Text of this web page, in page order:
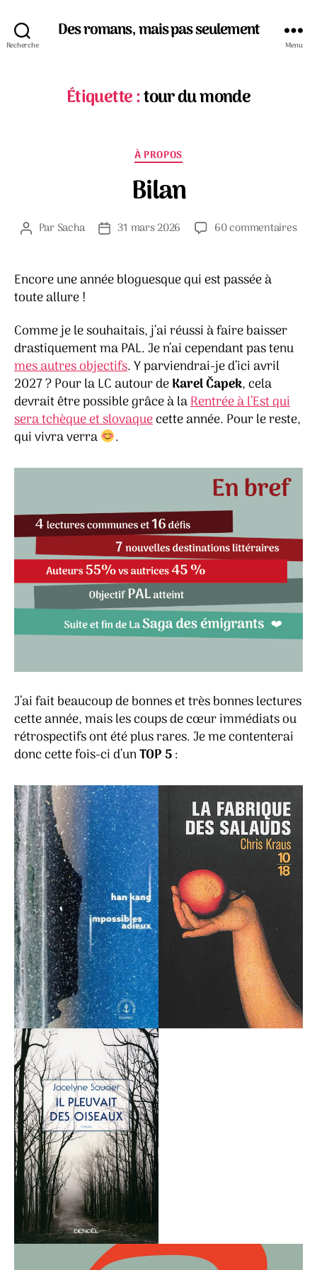
Recherche
Des romans, mais pas seulement
Menu
Étiquette :tour du monde
Catégories
À PROPOS
Bilan
Auteur
ParSacha
Date31 mars 2026 60 commentairessur
Encore une année bloguesque qui est passée à
toute allure !
Comme je le souhaitais, j’ai réussi à faire baisser
drastiquement ma PAL. Je n’ai cependant pas tenu
mes autres objectifs. Y parviendrai-je d’ici avril
2027 ? Pour la LC autour deKarel Čapek, cela
devrait être possible grâce à laRentrée à l’Est qui
sera tchèque et slovaquecette année. Pour le reste,
qui vivra verra
.
J’ai fait beaucoup de bonnes et très bonnes lectures
cette année, mais les coups de cœur immédiats ou
rétrospectifs ont été plus rares. Je me contenterai
donc cette fois-ci d’unTOP 5: